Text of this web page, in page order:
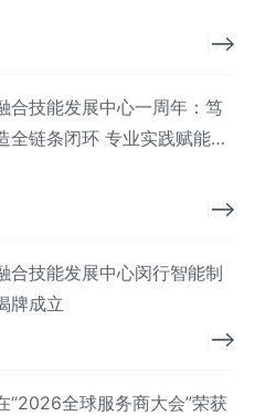
合技能发展中心一周年：笃
全链条闭环 专业实践赋能技
合技能发展中心闵行智能制
牌成立
“2026全球服务商大会”荣获